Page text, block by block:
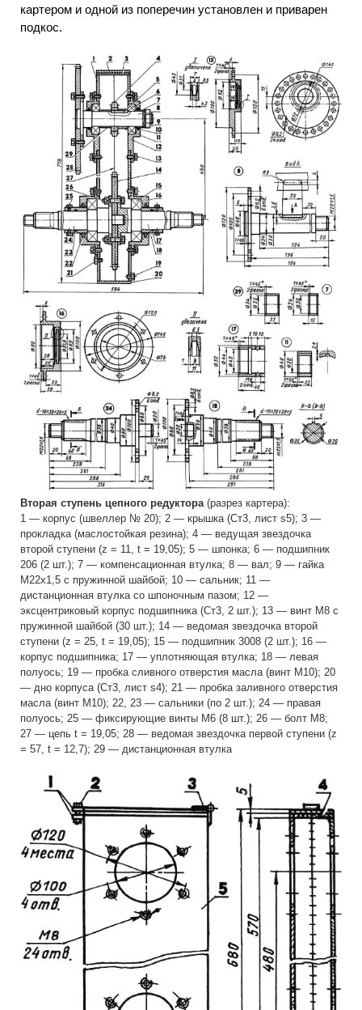
картером и одной из поперечин установлен и приварен
подкос.
Вторая ступень цепного редуктора(разрез картера):
1 — корпус (швеллер № 20); 2 — крышка (Ст3, лист s5); 3 —
прокладка (маслостойкая резина); 4 — ведущая звездочка
второй ступени (z = 11, t = 19,05); 5 — шпонка; 6 — подшипник
206 (2 шт.); 7 — компенсационная втулка; 8 — вал; 9 — гайка
М22х1,5 с пружинной шайбой; 10 — сальник; 11 —
дистанционная втулка со шпоночным пазом; 12 —
эксцентриковый корпус подшипника (Ст3, 2 шт.); 13 — винт М8 с
пружинной шайбой (30 шт.); 14 — ведомая звездочка второй
ступени (z = 25, t = 19,05); 15 — подшипник 3008 (2 шт.); 16 —
корпус подшипника; 17 — уплотняющая втулка; 18 — левая
полуось; 19 — пробка сливного отверстия масла (винт М10); 20
— дно корпуса (Ст3, лист s4); 21 — пробка заливного отверстия
масла (винт M10); 22, 23 — сальники (по 2 шт.); 24 — правая
полуось; 25 — фиксирующие винты М6 (8 шт.); 26 — болт М8;
27 — цепь t = 19,05; 28 — ведомая звездочка первой ступени (z
= 57, t = 12,7); 29 — дистанционная втулка